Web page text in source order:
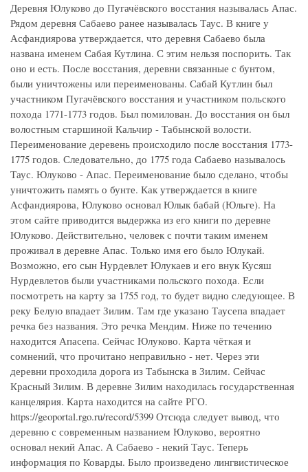
Деревня Юлуково до Пугачёвского восстания называлась Апас.
Рядом деревня Сабаево ранее называлась Таус. В книге у
Асфандиярова утверждается, что деревня Сабаево была
названа именем Сабая Кутлина. С этим нельзя поспорить. Так
оно и есть. После восстания, деревни связанные с бунтом,
были уничтожены или переименованы. Сабай Кутлин был
участником Пугачёвского восстания и участником польского
похода 1771-1773 годов. Был помилован. До восстания он был
волостным старшиной Кальчир - Табынской волости.
Переименование деревень происходило после восстания 1773-
1775 годов. Следовательно, до 1775 года Сабаево называлось
Таус. Юлуково - Апас. Переименование было сделано, чтобы
уничтожить память о бунте. Как утверждается в книге
Асфандиярова, Юлуково основал Юлык бабай (Юльге). На
этом сайте приводится выдержка из его книги по деревне
Юлуково. Действительно, человек с почти таким именем
проживал в деревне Апас. Только имя его было Юлукай.
Возможно, его сын Нурдевлет Юлукаев и его внук Кусяш
Нурдевлетов были участниками польского похода. Если
посмотреть на карту за 1755 год, то будет видно следующее. В
реку Белую впадает Зилим. Там где указано Таусепа впадает
речка без названия. Это речка Мендим. Ниже по течению
находится Апасепа. Сейчас Юлуково. Карта чёткая и
сомнений, что прочитано неправильно - нет. Через эти
деревни проходила дорога из Табынска в Зилим. Сейчас
Красный Зилим. В деревне Зилим находилась государственная
канцелярия. Карта находится на сайте РГО.
https://geoportal.rgo.ru/record/5399 Отсюда следует вывод, что
деревню с современным названием Юлуково, вероятно
основал некий Апас. А Сабаево - некий Таус. Теперь
информация по Коварды. Было произведено лингвистическое